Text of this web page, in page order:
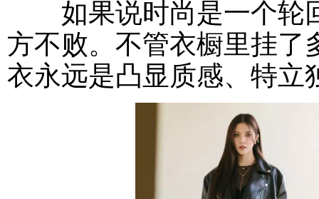
如果说时尚是一个轮
方不败。不管衣橱里挂了
衣永远是凸显质感、特立